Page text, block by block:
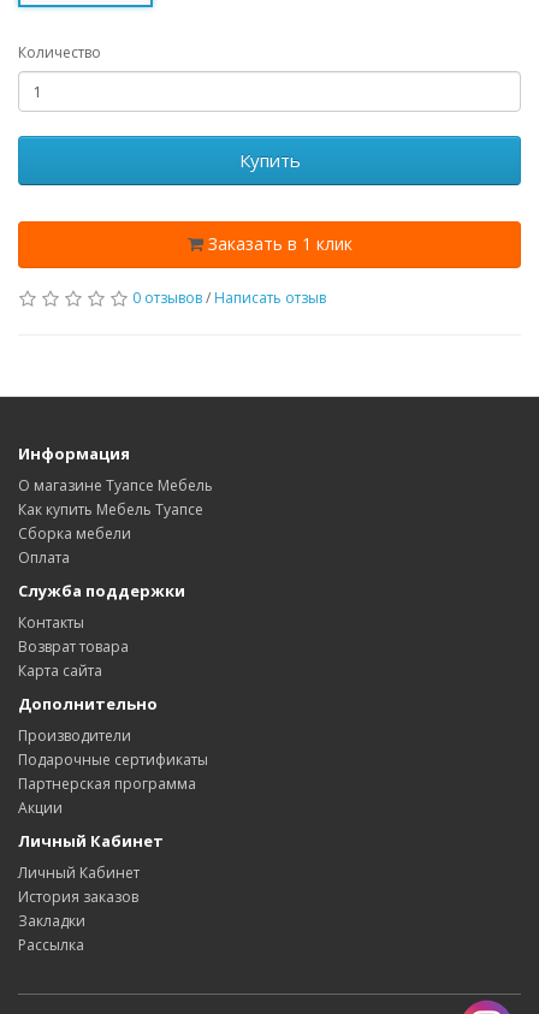
Количество
Купить
Заказать в 1 клик
0 отзывов/ Написать отзыв
Информация
О магазине Туапсе Мебель
Как купить Мебель Туапсе
Сборка мебели
Оплата
Служба поддержки
Контакты
Возврат товара
Карта сайта
Дополнительно
Производители
Подарочные сертификаты
Партнерская программа
Акции
Личный Кабинет
Личный Кабинет
История заказов
Закладки
Рассылка